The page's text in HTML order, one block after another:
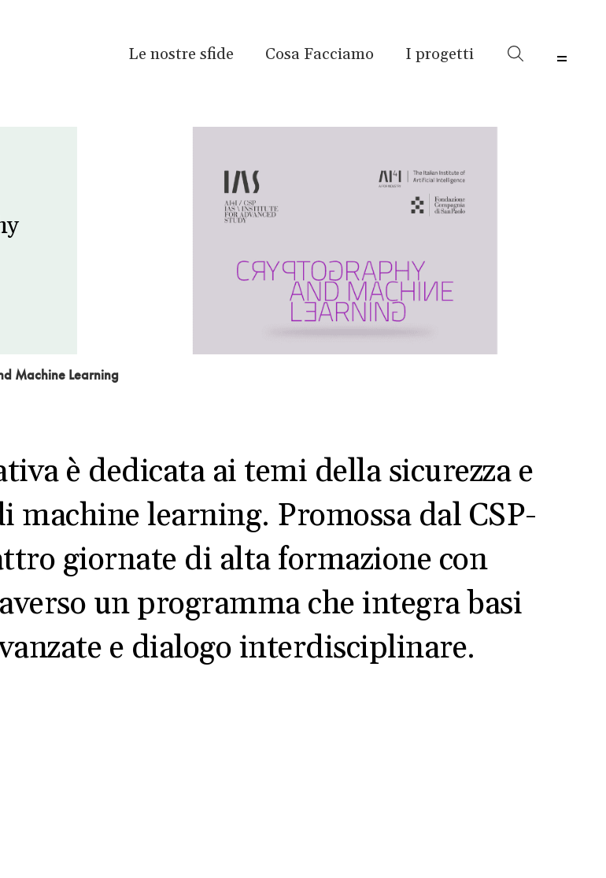
Le nostre sfide Cosa Facciamo I progetti
Machine Learning
è dedicata ai temi della sicurezza e
learning. Promossa dal CSP-
giornate di alta formazione con
un programma che integra basi
e dialogo interdisciplinare.